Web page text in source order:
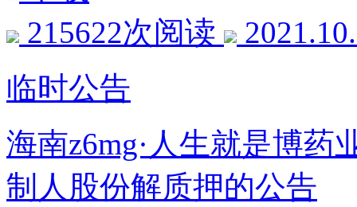
215622次阅读
临时公告
海南z6mg·人生就是博药
制人股份解质押的公告